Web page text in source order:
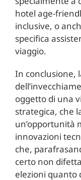
hotel age-
inclusive, o
specifica
viaggio.
In conclusione,
oggetto di una
strategica, che
un’opportunità
innovazioni
che,
certo non
elezioni quanto